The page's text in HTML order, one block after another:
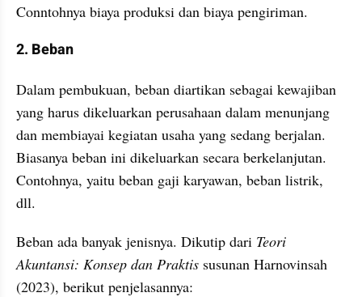
Conntohnya biaya produksi dan biaya pengiriman.
2. Beban
Dalam pembukuan, beban diartikan sebagai kewajiban
yang harus dikeluarkan perusahaan dalam menunjang
dan membiayai kegiatan usaha yang sedang berjalan.
Biasanya beban ini dikeluarkan secara berkelanjutan.
Contohnya, yaitu beban gaji karyawan, beban listrik,
dll.
Beban ada banyak jenisnya. Dikutip dari Teori
Akuntansi: Konsep dan Praktis susunan Harnovinsah
(2023), berikut penjelasannya: